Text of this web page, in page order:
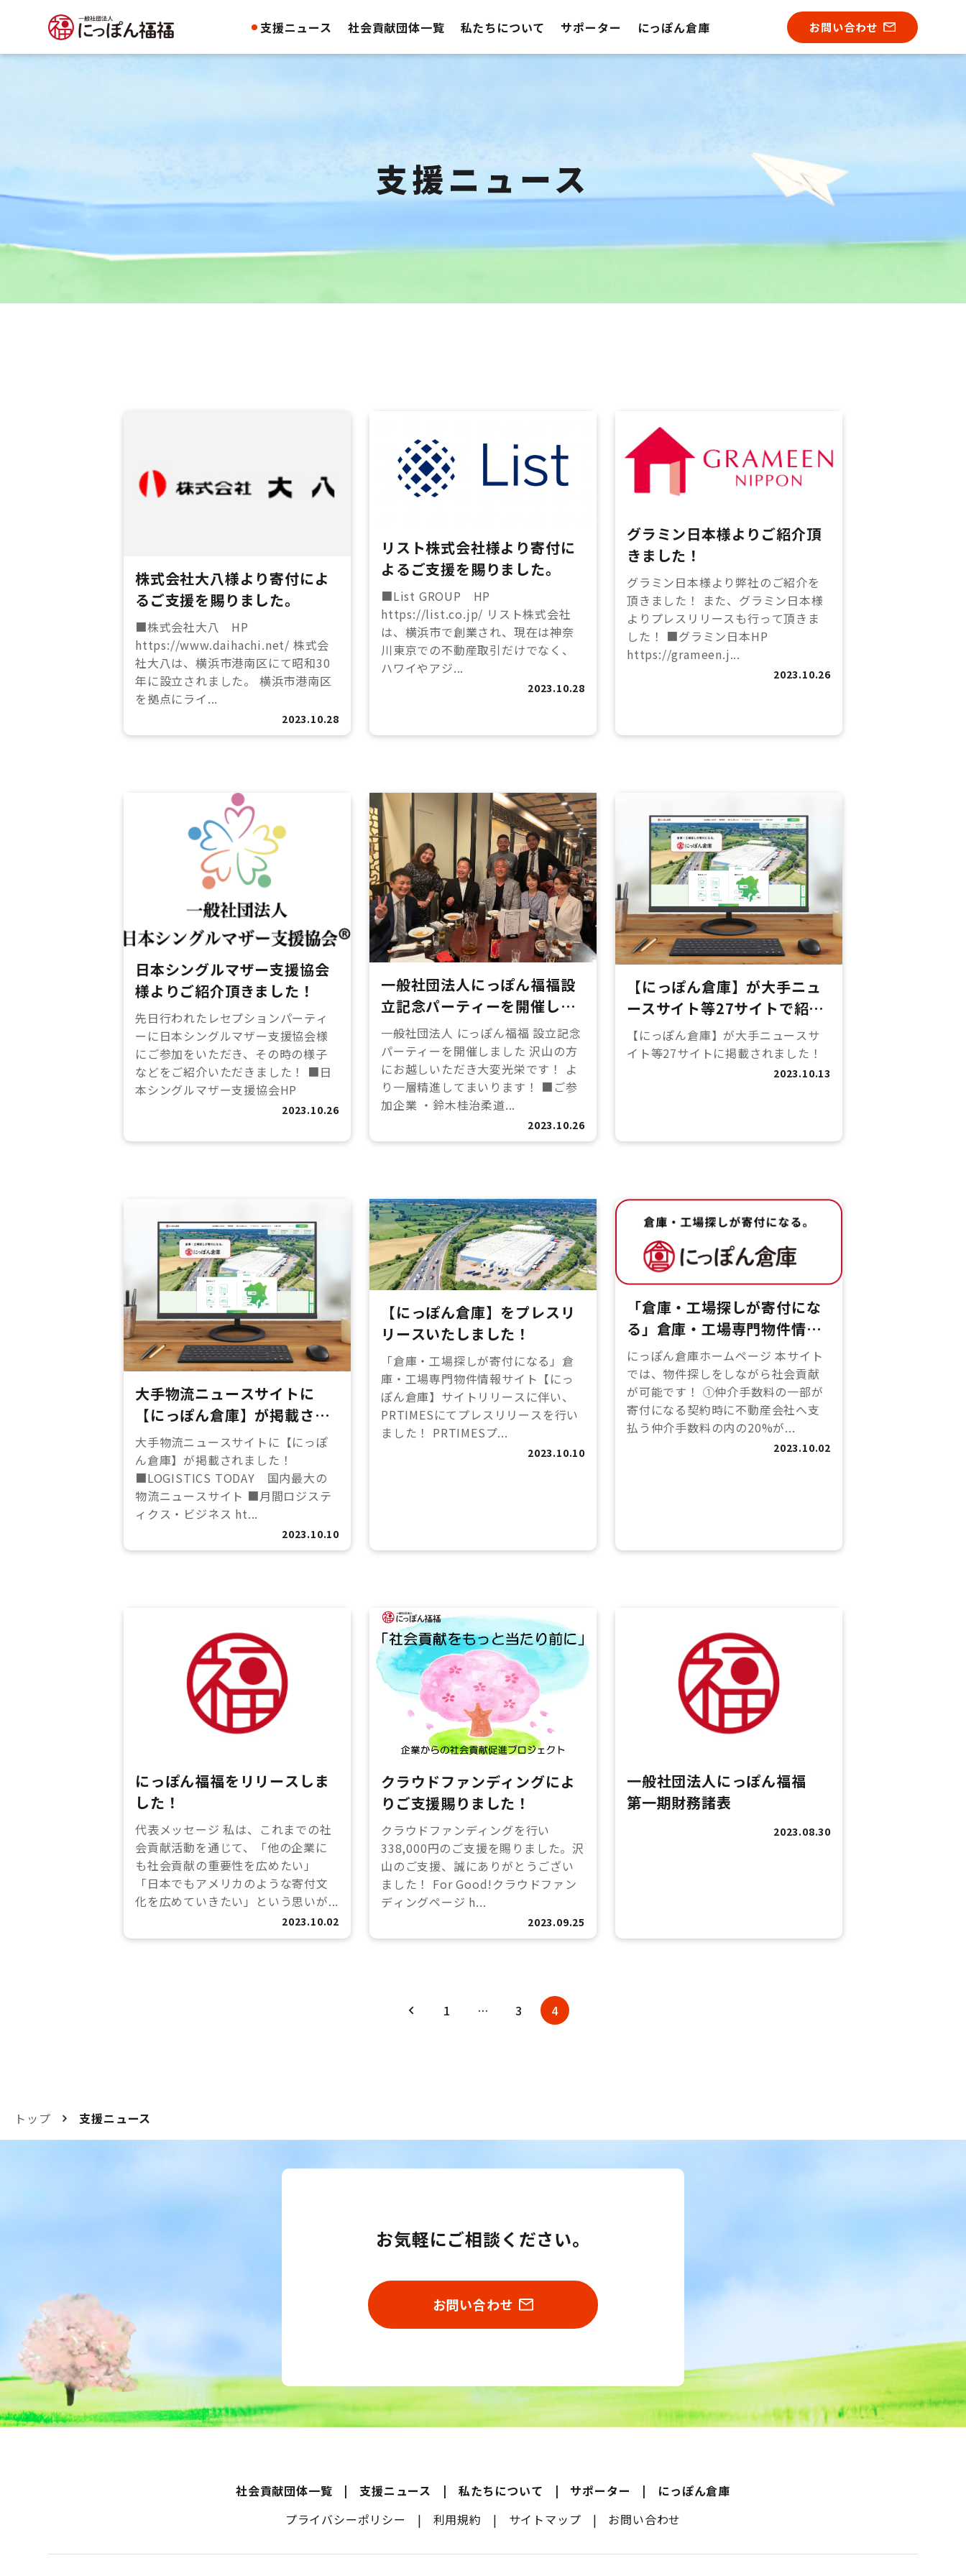
支援ニュース 社会貢献団体一覧 私たちについて サポーター にっぽん倉庫 お問い合わせ
支援ニュース
株式会社大八様より寄付によ
るご支援を賜りました。
■株式会社大八 HP
https://www.daihachi.net/ 株式会
社大八は、横浜市港南区にて昭和30
年に設立されました。 横浜市港南区
を拠点にライ...
2023.10.28
リスト株式会社様より寄付に
よるご支援を賜りました。
■List GROUP HP
https://list.co.jp/ リスト株式会社
は、横浜市で創業され、現在は神奈
川東京での不動産取引だけでなく、
ハワイやアジ...
2023.10.28
グラミン日本様よりご紹介頂
きました！
グラミン日本様より弊社のご紹介を
頂きました！ また、グラミン日本様
よりプレスリリースも行って頂きま
した！ ■グラミン日本HP
https://grameen.j...
2023.10.26
日本シングルマザー支援協会
様よりご紹介頂きました！
先日行われたレセプションパーティ
ーに日本シングルマザー支援協会様
にご参加をいただき、その時の様子
などをご紹介いただきました！ ■日
本シングルマザー支援協会HP
2023.10.26
一般社団法人にっぽん福福設
立記念パーティーを開催しま
した！
一般社団法人 にっぽん福福 設立記念
パーティーを開催しました 沢山の方
にお越しいただき大変光栄です！ よ
り一層精進してまいります！ ■ご参
加企業 ・鈴木桂治柔道...
2023.10.26
【にっぽん倉庫】が大手ニュ
ースサイト等27サイトで紹介
されました！
【にっぽん倉庫】が大手ニュースサ
イト等27サイトに掲載されました！
2023.10.13
大手物流ニュースサイトに
【にっぽん倉庫】が掲載され
ました！
大手物流ニュースサイトに【にっぽ
ん倉庫】が掲載されました！
■LOGISTICS TODAY 国内最大の
物流ニュースサイト ■月間ロジステ
ィクス・ビジネス ht...
2023.10.10
【にっぽん倉庫】をプレスリ
リースいたしました！
「倉庫・工場探しが寄付になる」倉
庫・工場専門物件情報サイト【にっ
ぽん倉庫】サイトリリースに伴い、
PRTIMESにてプレスリリースを行い
ました！ PRTIMESプ...
2023.10.10
「倉庫・工場探しが寄付にな
る」倉庫・工場専門物件情報
サイト【にっぽん倉庫】をリ
リースしました！
にっぽん倉庫ホームページ 本サイト
では、物件探しをしながら社会貢献
が可能です！ ①仲介手数料の一部が
寄付になる契約時に不動産会社へ支
払う仲介手数料の内の20%が...
2023.10.02
にっぽん福福をリリースしま
した！
代表メッセージ 私は、これまでの社
会貢献活動を通じて、「他の企業に
も社会貢献の重要性を広めたい」
「日本でもアメリカのような寄付文
化を広めていきたい」という思いが...
2023.10.02
クラウドファンディングによ
りご支援賜りました！
クラウドファンディングを行い
338,000円のご支援を賜りました。沢
山のご支援、誠にありがとうござい
ました！ For Good!クラウドファン
ディングページ h...
2023.09.25
一般社団法人にっぽん福福
第一期財務諸表
2023.08.30
1 … 3 4
トップ 支援ニュース
お気軽にご相談ください。
お問い合わせ
社会貢献団体一覧 支援ニュース 私たちについて サポーター
にっぽん倉庫
プライバシーポリシー
利用規約 サイトマップ お問い合わせ